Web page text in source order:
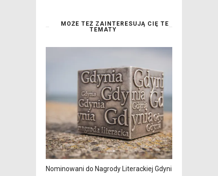
MOŻE TEŻ ZAINTERESUJĄ CIĘ TE
TEMATY
Nominowani do Nagrody Literackiej Gdynia